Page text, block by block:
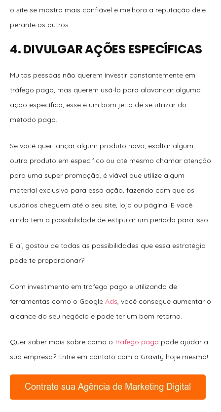
o site se mostra mais confiável e melhora a reputação dele
perante os outros.
4. DIVULGAR AÇÕES ESPECÍFICAS
Muitas pessoas não querem investir constantemente em
tráfego pago, mas querem usá-lo para alavancar alguma
ação específica, esse é um bom jeito de se utilizar do
método pago.
Se você quer lançar algum produto novo, exaltar algum
outro produto em especifico ou até mesmo chamar atenção
para uma super promoção, é viável que utilize algum
material exclusivo para essa ação, fazendo com que os
usuários cheguem até o seu site, loja ou página. E você
ainda tem a possibilidade de estipular um período para isso.
E aí, gostou de todas as possibilidades que essa estratégia
pode te proporcionar?
Com investimento em tráfego pago e utilizando de
ferramentas como o Google Ads, você consegue aumentar o
alcance do seu negócio e pode ter um bom retorno.
Quer saber mais sobre como o trafego pago pode ajudar a
sua empresa? Entre em contato com a Gravity hoje mesmo!